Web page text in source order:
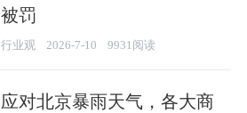
被罚
行业观 2026-7-10 9931阅读
应对北京暴雨天气，各大商